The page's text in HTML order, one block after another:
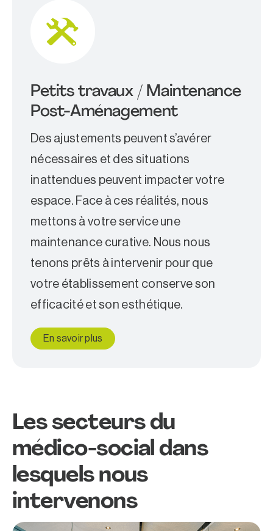
Petits travaux / Maintenance
Post-Aménagement
Des ajustements peuvent s’avérer
nécessaires et des situations
inattendues peuvent impacter votre
espace. Face à ces réalités, nous
mettons à votre service une
maintenance curative. Nous nous
tenons prêts à intervenir pour que
votre établissement conserve son
efficacité et son esthétique.
En savoir plus
Les secteurs du
médico-social dans
lesquels nous
intervenons